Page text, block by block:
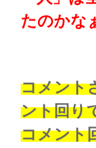
たのかな
コメント
ント回り
コメント